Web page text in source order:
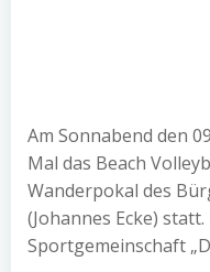
Am Sonnabend den
Mal das Beach
Wanderpokal des
(Johannes Ecke)
Sportgemeinschaft